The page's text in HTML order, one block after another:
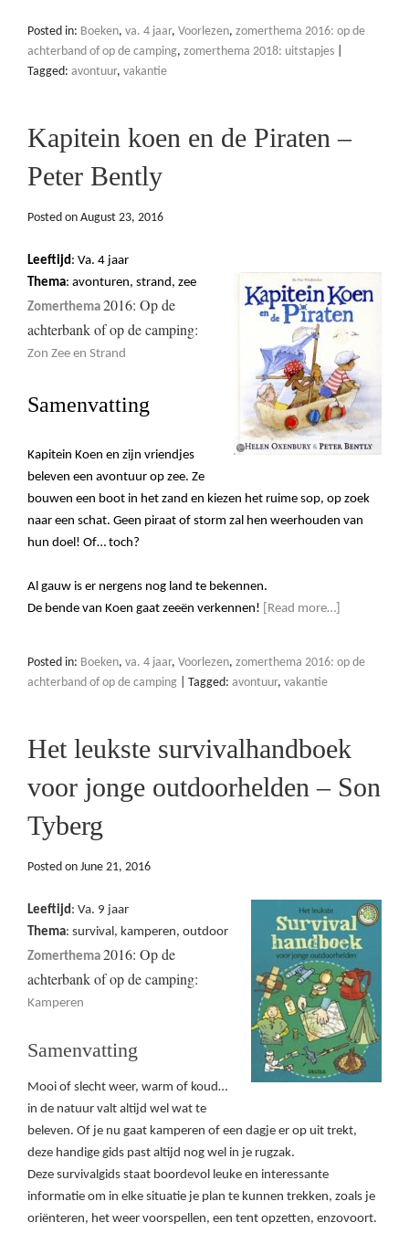
Posted in: Boeken, va. 4 jaar, Voorlezen, zomerthema 2016: op de
achterband of op de camping, zomerthema 2018: uitstapjes
Tagged: avontuur, vakantie
Kapitein koen en de Piraten –
Peter Bently
Posted on August 23, 2016
Leeftijd: Va. 4 jaar
Thema: avonturen, strand, zee
Zomerthema 2016: Op de
achterbank of op de camping:
Zon Zee en Strand
Samenvatting
Kapitein Koen en zijn vriendjes
beleven een avontuur op zee. Ze
bouwen een boot in het zand en kiezen het ruime sop, op zoek
naar een schat. Geen piraat of storm zal hen weerhouden van
hun doel! Of… toch?
Al gauw is er nergens nog land te bekennen.
De bende van Koen gaat zeeën verkennen!
[Read more…]
Posted in: Boeken, va. 4 jaar, Voorlezen, zomerthema 2016: op de
achterband of op de camping
Tagged: avontuur, vakantie
Het leukste survivalhandboek
voor jonge outdoorhelden – Son
Tyberg
Posted on June 21, 2016
Leeftijd: Va. 9 jaar
Thema: survival, kamperen, outdoor
Zomerthema 2016: Op de
achterbank of op de camping:
Kamperen
Samenvatting
Mooi of slecht weer, warm of koud…
in de natuur valt altijd wel wat te
beleven. Of je nu gaat kamperen of een dagje er op uit trekt,
deze handige gids past altijd nog wel in je rugzak.
Deze survivalgids staat boordevol leuke en interessante
informatie om in elke situatie je plan te kunnen trekken, zoals je
oriënteren, het weer voorspellen, een tent opzetten, enzovoort.